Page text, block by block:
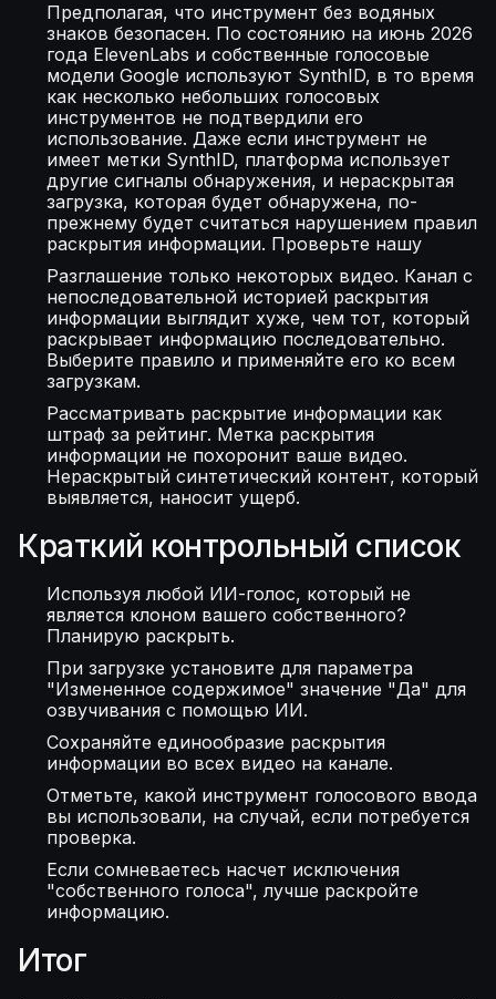
Предполагая, что инструмент без водяных
знаков безопасен. По состоянию на июнь 2026
года ElevenLabs и собственные голосовые
модели Google используют SynthID, в то время
как несколько небольших голосовых
инструментов не подтвердили его
использование. Даже если инструмент не
имеет метки SynthID, платформа использует
другие сигналы обнаружения, и нераскрытая
загрузка, которая будет обнаружена, по-
прежнему будет считаться нарушением правил
раскрытия информации. Проверьте нашу
Разглашение только некоторых видео. Канал с
непоследовательной историей раскрытия
информации выглядит хуже, чем тот, который
раскрывает информацию последовательно.
Выберите правило и применяйте его ко всем
загрузкам.
Рассматривать раскрытие информации как
штраф за рейтинг. Метка раскрытия
информации не похоронит ваше видео.
Нераскрытый синтетический контент, который
выявляется, наносит ущерб.
Краткий контрольный список
Используя любой ИИ-голос, который не
является клоном вашего собственного?
Планирую раскрыть.
При загрузке установите для параметра
"Измененное содержимое" значение "Да" для
озвучивания с помощью ИИ.
Сохраняйте единообразие раскрытия
информации во всех видео на канале.
Отметьте, какой инструмент голосового ввода
вы использовали, на случай, если потребуется
проверка.
Если сомневаетесь насчет исключения
"собственного голоса", лучше раскройте
информацию.
Итог